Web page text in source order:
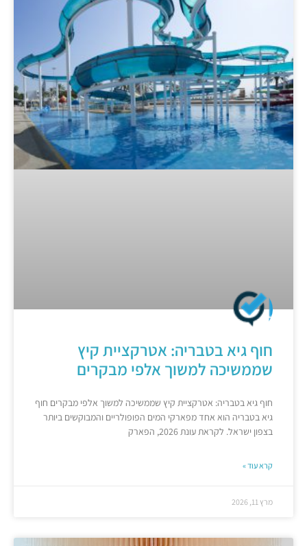
חוף גיא בטבריה: אטרקציית קיץ
שממשיכה למשוך אלפי מבקרים
חוף גיא בטבריה: אטרקציית קיץ שממשיכה למשוך אלפי מבקרים חוף
גיא בטבריה הוא אחד מפארקי המים הפופולריים והמבוקשים ביותר
בצפון ישראל. לקראת עונת 2026, הפארק
קרא עוד »
מרץ 11, 2026